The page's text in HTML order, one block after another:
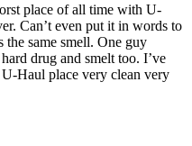
place of all time with U-
Can’t even put it in words to
same smell. One guy
drug and smelt too. I’ve
Haul place very clean very